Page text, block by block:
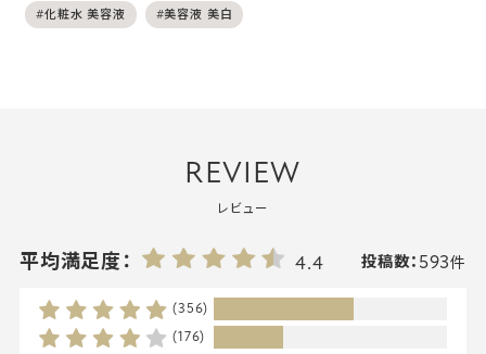
#化粧水 美容液 #美容液 美白
REVIEW
レビュー
平均満足度： 4.4 投稿数： 593件
(356)
(176)